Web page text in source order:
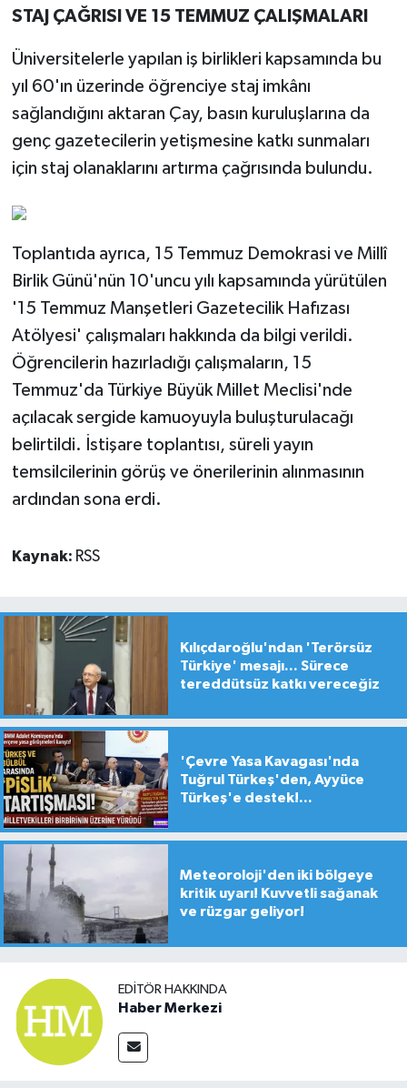
STAJ ÇAĞRISI VE 15 TEMMUZ ÇALIŞMALARI
Üniversitelerle yapılan iş birlikleri kapsamında bu
yıl 60'ın üzerinde öğrenciye staj imkânı
sağlandığını aktaran Çay, basın kuruluşlarına da
genç gazetecilerin yetişmesine katkı sunmaları
için staj olanaklarını artırma çağrısında bulundu.
Toplantıda ayrıca, 15 Temmuz Demokrasi ve Millî
Birlik Günü'nün 10'uncu yılı kapsamında yürütülen
'15 Temmuz Manşetleri Gazetecilik Hafızası
Atölyesi' çalışmaları hakkında da bilgi verildi.
Öğrencilerin hazırladığı çalışmaların, 15
Temmuz'da Türkiye Büyük Millet Meclisi'nde
açılacak sergide kamuoyuyla buluşturulacağı
belirtildi. İstişare toplantısı, süreli yayın
temsilcilerinin görüş ve önerilerinin alınmasının
ardından sona erdi.
Kaynak: RSS
Kılıçdaroğlu'ndan 'Terörsüz
Türkiye' mesajı... Sürece
tereddütsüz katkı vereceğiz
'Çevre Yasa Kavagası'nda
Tuğrul Türkeş'den, Ayyüce
Türkeş'e destek!...
Meteoroloji'den iki bölgeye
kritik uyarı! Kuvvetli sağanak
ve rüzgar geliyor!
EDITÖR HAKKINDA
Haber Merkezi